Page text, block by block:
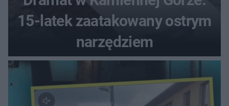
15-latek zaatakowany ostrym
narzędziem